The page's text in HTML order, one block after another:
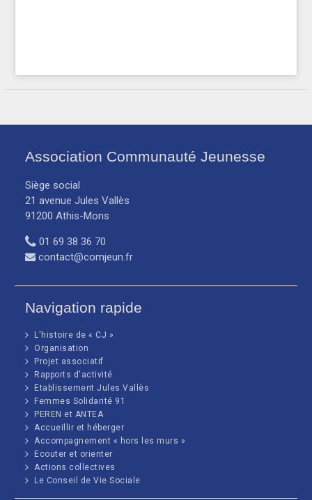
Association Communauté Jeunesse
Siège social
21 avenue Jules Vallès
91200 Athis-Mons
01 69 38 36 70
contact@comjeun.fr
Navigation rapide
L'histoire de « CJ »
Organisation
Projet associatif
Rapports d'activité
Etablissement Jules Vallès
Femmes Solidarité 91
PEREN et ANTEA
Accueillir et héberger
Accompagnement « hors les murs »
Ecouter et orienter
Actions collectives
Le Conseil de Vie Sociale